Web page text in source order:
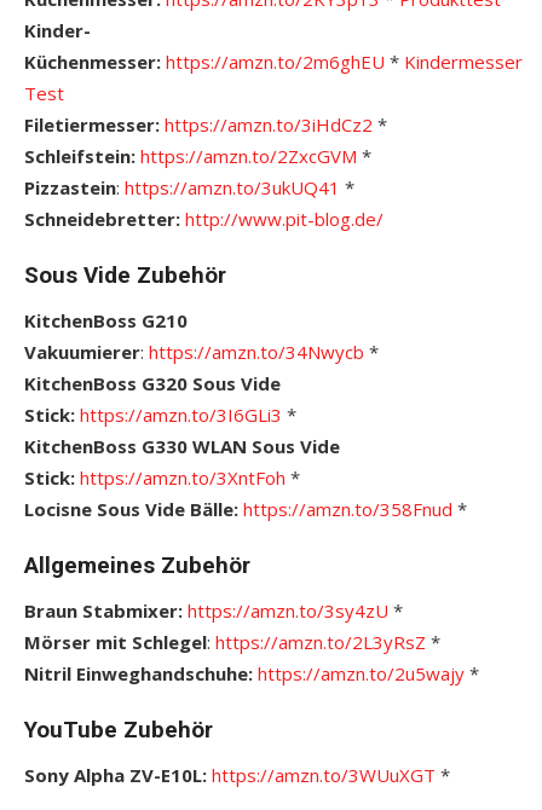
Kinder-
Küchenmesser: https://amzn.to/2m6ghEU * Kindermesser
Test
Filetiermesser: https://amzn.to/3iHdCz2 *
Schleifstein: https://amzn.to/2ZxcGVM *
Pizzastein: https://amzn.to/3ukUQ41 *
Schneidebretter: http://www.pit-blog.de/
Sous Vide Zubehör
KitchenBoss G210
Vakuumierer: https://amzn.to/34Nwycb *
KitchenBoss G320 Sous Vide
Stick: https://amzn.to/3I6GLi3 *
KitchenBoss G330 WLAN Sous Vide
Stick: https://amzn.to/3XntFoh *
Locisne Sous Vide Bälle: https://amzn.to/358Fnud *
Allgemeines Zubehör
Braun Stabmixer: https://amzn.to/3sy4zU *
Mörser mit Schlegel: https://amzn.to/2L3yRsZ *
Nitril Einweghandschuhe: https://amzn.to/2u5wajy *
YouTube Zubehör
Sony Alpha ZV-E10L: https://amzn.to/3WUuXGT *